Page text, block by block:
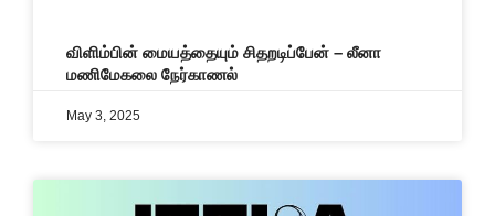
விளிம்பின் மையத்தையும் சிதறடிப்பேன் – லீனா
மணிமேகலை நேர்காணல்
May 3, 2025